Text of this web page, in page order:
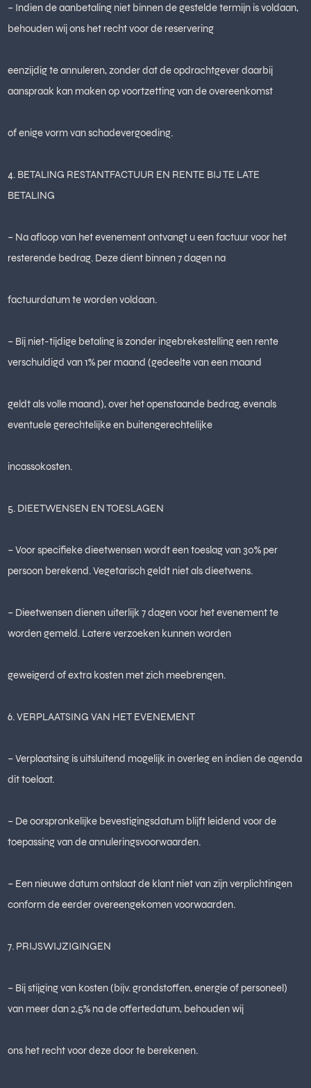
– Indien de aanbetaling niet binnen de gestelde termijn is voldaan,
behouden wij ons het recht voor de reservering
eenzijdig te annuleren, zonder dat de opdrachtgever daarbij
aanspraak kan maken op voortzetting van de overeenkomst
of enige vorm van schadevergoeding.
4. BETALING RESTANTFACTUUR EN RENTE BIJ TE LATE
BETALING
– Na afloop van het evenement ontvangt u een factuur voor het
resterende bedrag. Deze dient binnen 7 dagen na
factuurdatum te worden voldaan.
– Bij niet-tijdige betaling is zonder ingebrekestelling een rente
verschuldigd van 1% per maand (gedeelte van een maand
geldt als volle maand), over het openstaande bedrag, evenals
eventuele gerechtelijke en buitengerechtelijke
incassokosten.
5. DIEETWENSEN EN TOESLAGEN
– Voor specifieke dieetwensen wordt een toeslag van 30% per
persoon berekend. Vegetarisch geldt niet als dieetwens.
– Dieetwensen dienen uiterlijk 7 dagen voor het evenement te
worden gemeld. Latere verzoeken kunnen worden
geweigerd of extra kosten met zich meebrengen.
6. VERPLAATSING VAN HET EVENEMENT
– Verplaatsing is uitsluitend mogelijk in overleg en indien de agenda
dit toelaat.
– De oorspronkelijke bevestigingsdatum blijft leidend voor de
toepassing van de annuleringsvoorwaarden.
– Een nieuwe datum ontslaat de klant niet van zijn verplichtingen
conform de eerder overeengekomen voorwaarden.
7. PRIJSWIJZIGINGEN
– Bij stijging van kosten (bijv. grondstoffen, energie of personeel)
van meer dan 2,5% na de offertedatum, behouden wij
ons het recht voor deze door te berekenen.